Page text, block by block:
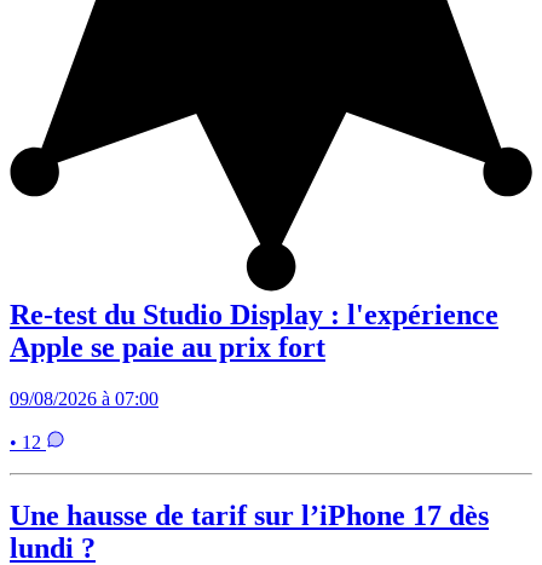
Re-test du Studio Display : l'expérience
Apple se paie au prix fort
09/08/2026 à 07:00
• 12
Une hausse de tarif sur l’iPhone 17 dès
lundi ?